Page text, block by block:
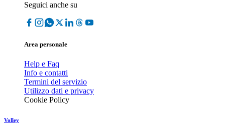
Seguici anche su
Area personale
Help e Faq
Info e contatti
Termini del servizio
Utilizzo dati e privacy
Cookie Policy
Volley